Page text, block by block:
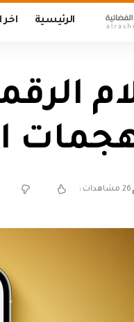
الرئيسية اخر
26 مشاهدات